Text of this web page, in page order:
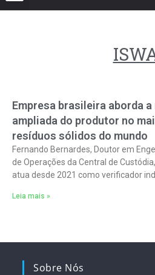
Empresa brasileira aborda
ampliada do produtor no
resíduos sólidos do mundo
Fernando Bernardes, Doutor em
de Operações da Central de
atua desde 2021 como verificador
Leia mais »
Sobre Nós